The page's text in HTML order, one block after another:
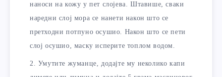
наноси на кожу у пет слојева. Штавише, сваки
наредни слој мора се нанети након што се
претходни потпуно осушио. Након што се пети
слој осушио, маску исперите топлом водом.
Умутите жуманце, додајте му неколико капи